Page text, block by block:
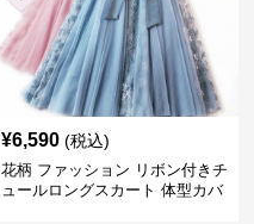
¥6,590 (税込)
花柄 ファッション リボン付きチ
ュールロングスカート 体型カバ